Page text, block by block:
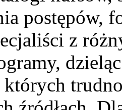
postępów,
z
których